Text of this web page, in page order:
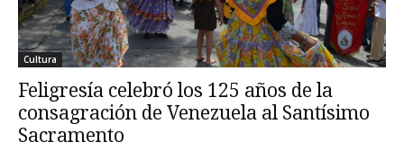
Cultura
Feligresía celebró los 125 años de la
consagración de Venezuela al Santísimo
Sacramento